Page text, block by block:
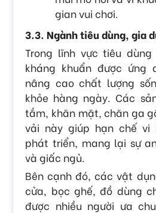
gian vui chơi.
3.3. Ngành tiêu dùng, gia
Trong lĩnh vực tiêu
kháng khuẩn được ứng
nâng cao chất lượng
khỏe hàng ngày. Các
tắm, khăn mặt, chăn ga
vải này giúp hạn chế vi
phát triển, mang lại sự
và giấc ngủ.
Bên cạnh đó, các vật
cửa, bọc ghế, đồ dùng
được nhiều người ưa